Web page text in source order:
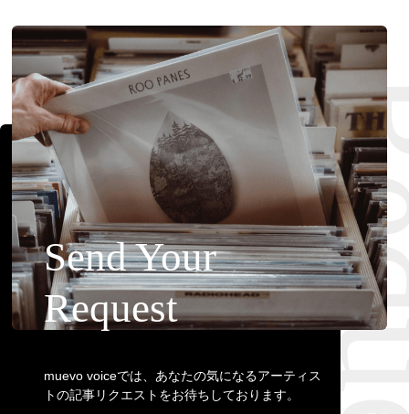
Send Your
Request
muevo voiceでは、あなたの気になるアーティス
トの記事リクエストをお待ちしております。